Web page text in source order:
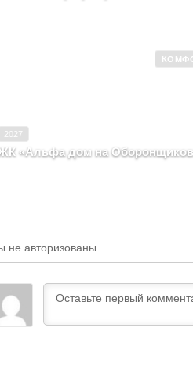
2027
«Альфа дом на
не авторизованы